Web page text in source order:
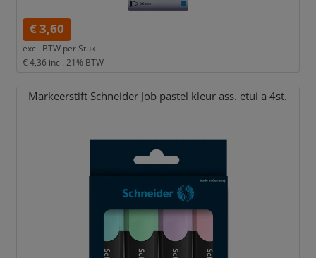
€ 3,60
excl. BTW per Stuk
€ 4,36 incl. 21% BTW
Markeerstift Schneider Job pastel kleur ass. etui a 4st.